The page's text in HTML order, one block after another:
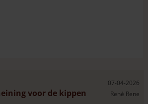
is schapenhek met hoogtemaat 120 cm
wat u nodig heeft aan schapenhek
kosten. Bent u benieuwd wat het zou
het hekwerk komen plaatsen? De
voor de kippen René Rene
07-04-2026